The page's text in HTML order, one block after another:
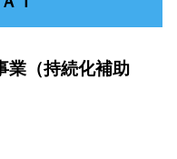
業（持続化補助